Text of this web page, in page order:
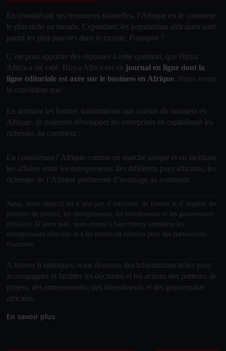
En considérant ses ressources naturelles, l’Afrique est le continent
le plus riche au monde. Cependant, les populations africaines sont
parmi les plus pauvres dans le monde. Pourquoi ?
C’est pour apporter des réponses à cette question, que Bizya
Africa a été créé. Bizya Africa est un journal en ligne dont la
ligne éditoriale est axée sur le business en Afrique. Nous avons
la conviction que:
En donnant les bonnes informations aux acteurs du business en
Afrique, ils pourront développer les entreprises en capitalisant les
richesses du continent ;
En considérant l’Afrique comme un marché unique et en facilitant
les affaires entre les entrepreneurs des différents pays africains, les
richesses de l’Afrique profiteront d’avantage au continent.
Ainsi, notre objectif est d’une part d’informer, de former et d’inspirer les
porteurs de projets, les entrepreneurs, les investisseurs et les gouvernants
africains. D’autre part, nous visons à faire mieux connaitre les
entrepreneurs africains et à les mettre en relation pour des partenariats
fructueux.
A travers 8 rubriques, nous donnons des informations utiles pour
accompagner et faciliter les décisions et les actions des porteurs de
projets, des entrepreneurs, des investisseurs et des gouvernants
africains.
En savoir plus